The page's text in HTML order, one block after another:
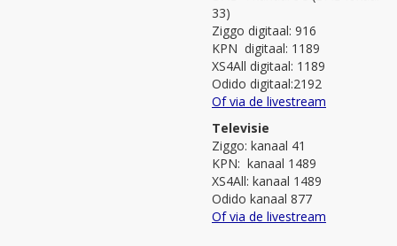
33)
Ziggo digitaal: 916
KPN digitaal: 1189
XS4All digitaal: 1189
Odido digitaal:2192
Of via de livestream
Televisie
Ziggo: kanaal 41
KPN: kanaal 1489
XS4All: kanaal 1489
Odido kanaal 877
Of via de livestream